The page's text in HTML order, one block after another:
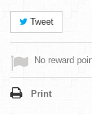
Tweet
No reward
Print